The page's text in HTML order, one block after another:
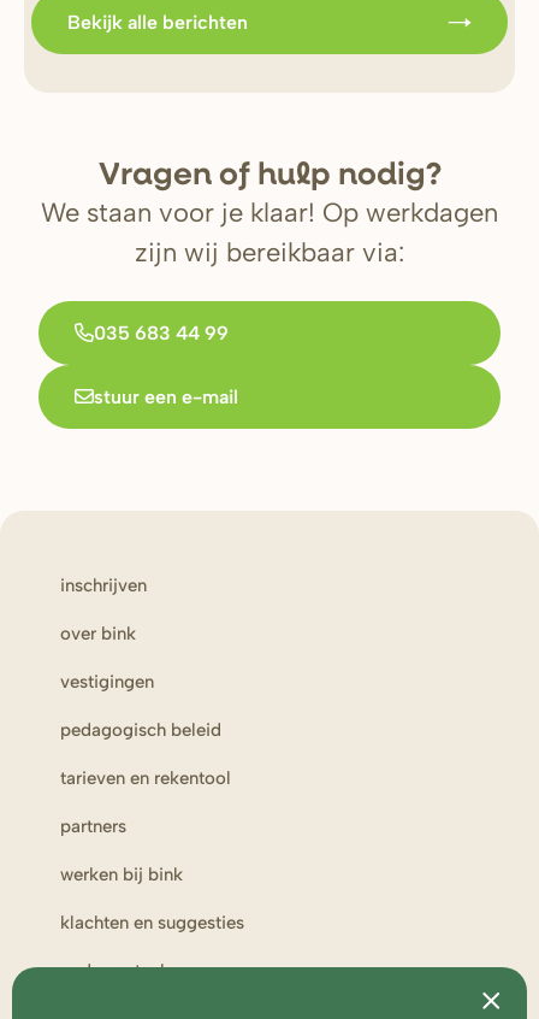
Bekijk alle berichten
Vragen of hulp nodig?
We staan voor je klaar! Op werkdagen
zijn wij bereikbaar via:
035 683 44 99
stuur een e-mail
inschrijven
over bink
vestigingen
pedagogisch beleid
tarieven en rekentool
partners
werken bij bink
klachten en suggesties
ouderportaal